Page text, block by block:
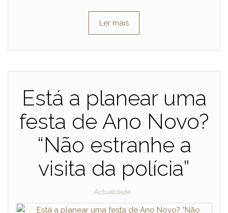
Ler mais
Está a planear uma
festa de Ano Novo?
“Não estranhe a
visita da polícia”
Actualidade